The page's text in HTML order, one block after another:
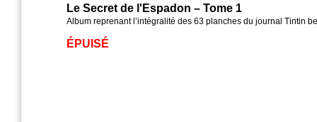
Le Secret de l'Espadon – Tome 1
Album reprenant l’intégralité des 63 planches du journal Tintin
ÉPUISÉ